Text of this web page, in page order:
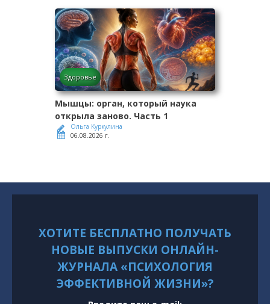
Здоровье
Мышцы: орган, который наука
открыла заново. Часть 1
Ольга Куркулина
06.08.2026 г.
ХОТИТЕ БЕСПЛАТНО ПОЛУЧАТЬ
НОВЫЕ ВЫПУСКИ ОНЛАЙН-
ЖУРНАЛА «ПСИХОЛОГИЯ
ЭФФЕКТИВНОЙ ЖИЗНИ»?